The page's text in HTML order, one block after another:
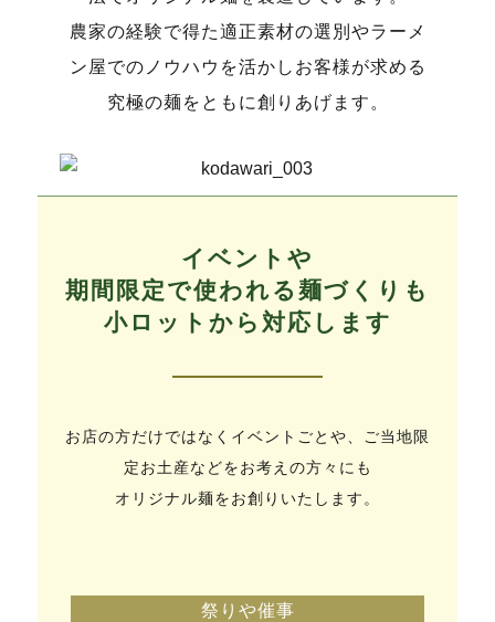
農家の経験で得た適正素材の選別やラーメ
ン屋でのノウハウを活かしお客様が求める
究極の麺をともに創りあげます。
イベントや
期間限定で使われる麺づくりも
小ロットから対応します
お店の方だけではなくイベントごとや、ご当地限
定お土産などをお考えの方々にも
オリジナル麺をお創りいたします。
祭りや催事